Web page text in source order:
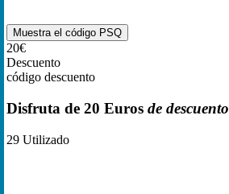
Muestra el código PSQ
20€
Descuento
código descuento
Disfruta de 20 Euros de descuento
29 Utilizado